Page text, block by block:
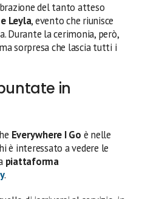
del tanto atteso
Leyla, evento che riunisce
Durante la cerimonia, però,
sorpresa che lascia tutti i
in
Everywhere I Go è nelle
è interessato a vedere le
piattaforma
.